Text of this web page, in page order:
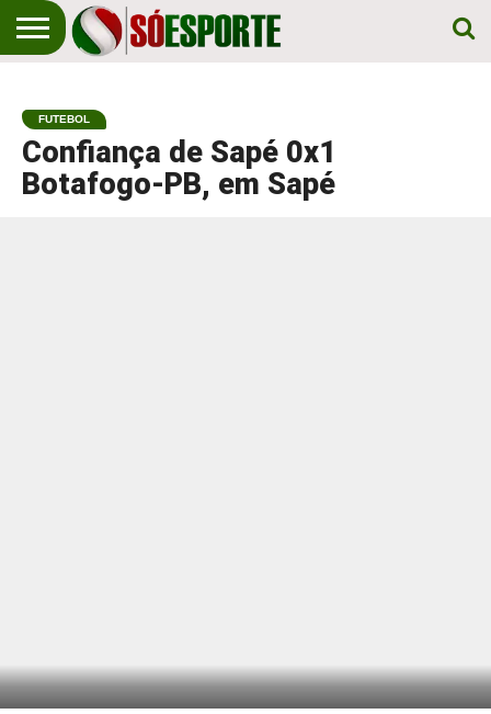
EM
PRIMEIRO
LUGAR!
ESPORTE
FUTEBOL
Confiança de Sapé 0x1
Botafogo-PB, em Sapé